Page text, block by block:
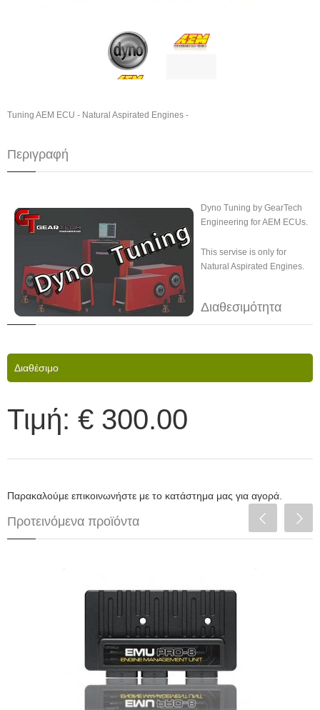
Tuning AEM ECU - Natural Aspirated Engines -
Περιγραφή
Dyno Tuning by GearTech
Engineering for AEM ECUs.
This servise is only for
Natural Aspirated Engines.
Διαθεσιμότητα
Διαθέσιμο
Τιμή: € 300.00
Παρακαλούμε επικοινωνήστε με το κατάστημα μας για αγορά.
Προτεινόμενα προϊόντα